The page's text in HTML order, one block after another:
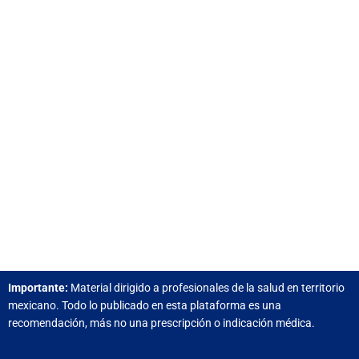
Importante: Material dirigido a profesionales de la salud en territorio
mexicano. Todo lo publicado en esta plataforma es una
recomendación, más no una prescripción o indicación médica.